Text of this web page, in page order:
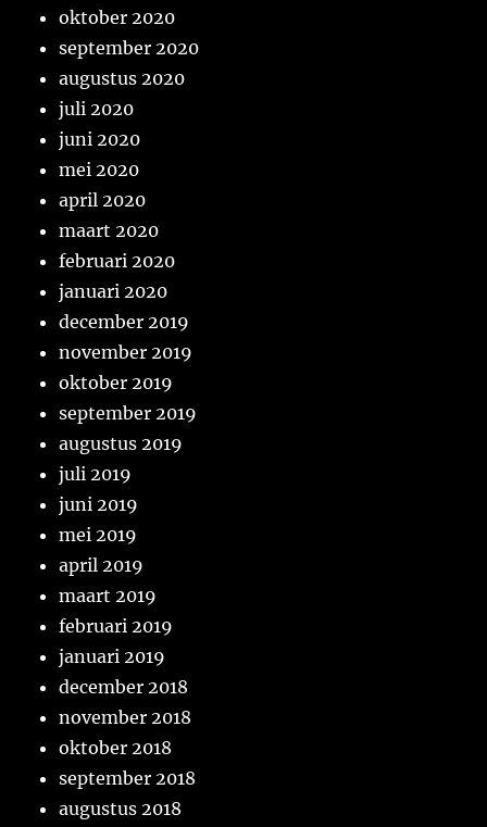
oktober 2020
september 2020
augustus 2020
juli 2020
juni 2020
mei 2020
april 2020
maart 2020
februari 2020
januari 2020
december 2019
november 2019
oktober 2019
september 2019
augustus 2019
juli 2019
juni 2019
mei 2019
april 2019
maart 2019
februari 2019
januari 2019
december 2018
november 2018
oktober 2018
september 2018
augustus 2018